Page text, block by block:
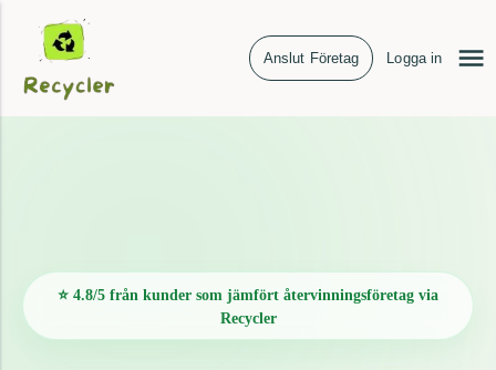
Anslut Företag Logga in
⭐ 4.8/5 från kunder som jämfört återvinningsföretag via
Recycler